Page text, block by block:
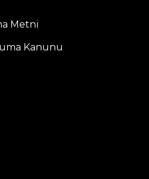
Metni
Kanunu